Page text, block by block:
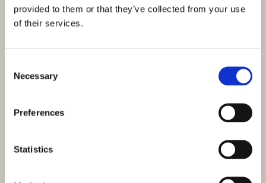
provided to them or that they’ve collected from your use
of their services.
Selection
Necessary
Preferences
Statistics